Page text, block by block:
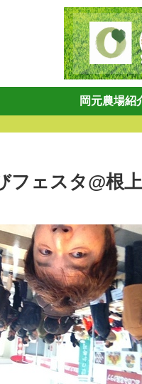
岡元農場紹
フェスタ@根